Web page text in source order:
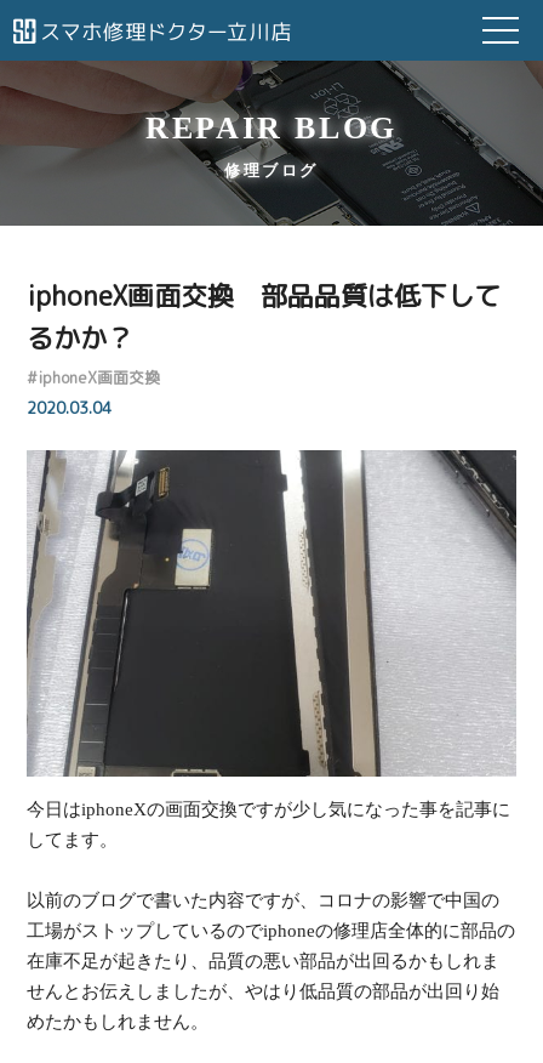
（
REPAIR BLOG
修理ブログ
iphoneX画面交換 部品品質は低下して
るかか？
#iphoneX画面交換
2020.03.04
今日はiphoneXの画面交換ですが少し気になった事を記事に
してます。
以前のブログで書いた内容ですが、 コロナの影響で中国の
工場がストップしているのでiphoneの修理店全体的に部品の
在庫不足が起きたり、品質の悪い部品が出回るかもしれま
せんとお伝えしましたが、やはり低品質の部品が出回り始
めたかもしれません。